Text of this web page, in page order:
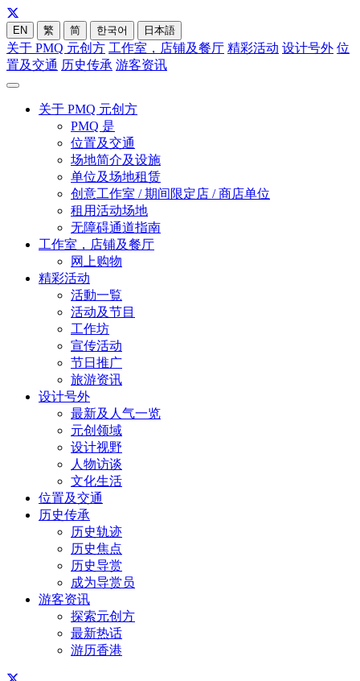
EN 繁 简 한국어 日本語
关于 PMQ 元创方 工作室，店铺及餐厅 精彩活动 设计号外 位
置及交通 历史传承 游客资讯
关于 PMQ 元创方
PMQ 是
位置及交通
场地简介及设施
单位及场地租赁
创意工作室 / 期间限定店 / 商店单位
租用活动场地
无障碍通道指南
工作室，店铺及餐厅
网上购物
精彩活动
活動一覧
活动及节目
工作坊
宣传活动
节日推广
旅游资讯
设计号外
最新及人气一览
元创领域
设计视野
人物访谈
文化生活
位置及交通
历史传承
历史轨迹
历史焦点
历史导赏
成为导赏员
游客资讯
探索元创方
最新热话
游历香港